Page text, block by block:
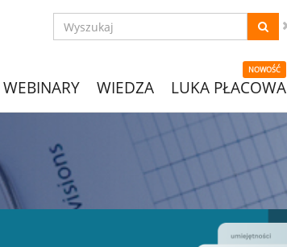
WEBINARY WIEDZA
NOWOŚĆ
LUKA PŁACOWA